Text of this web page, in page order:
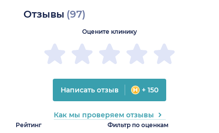
Отзывы (97)
Рейтинг Фильтр по оценкам
Оцените клинику
Написать отзыв + 150
Как мы проверяем отзывы